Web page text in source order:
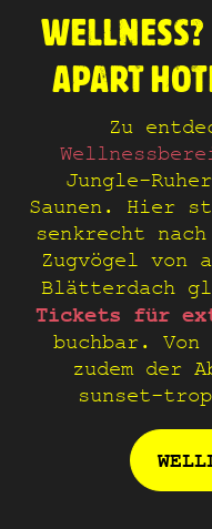
APART
Zu
Jungle-
Saunen. Hier
senkrecht
Zugvögel von
Blätterdach
Tickets für
buchbar.
zudem der
sunset-